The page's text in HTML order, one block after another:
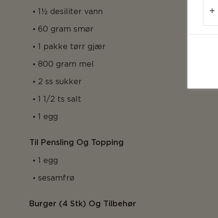
1½ desiliter vann
60 gram smør
1 pakke tørr gjær
800 gram mel
2 ss sukker
1 1/2 ts salt
1 egg
Til Pensling Og Topping
1 egg
sesamfrø
Burger (4 Stk) Og Tilbehør